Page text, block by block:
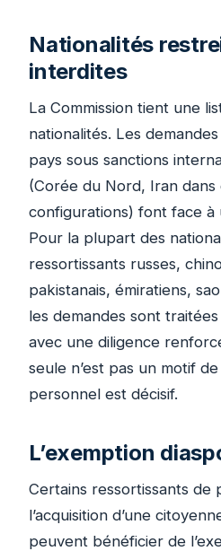
Nationalités
interdites
La Commission tient une
nationalités. Les
pays sous sanctions
(Corée du Nord, Iran dans
configurations) font face à
Pour la plupart des
ressortissants russes,
pakistanais, émiratiens,
les demandes sont
avec une diligence
seule n’est pas un motif
personnel est décisif.
L’exemption
Certains ressortissants de
l’acquisition d’une
peuvent bénéficier de